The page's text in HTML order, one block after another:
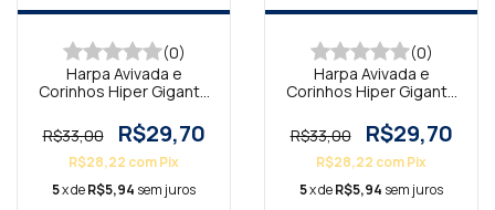
(0)
Harpa Avivada e
Corinhos Hiper Gigante
R$33,00
R$29,70
R$28,22 comPix
5x deR$5,94 sem juros
(0)
Harpa Avivada e
Corinhos Hiper Gigante
R$33,00
R$29,70
R$28,22 comPix
5x deR$5,94 sem juros